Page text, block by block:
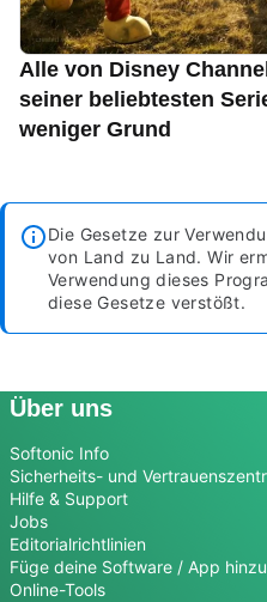
Alle von Disney
seiner beliebtesten
weniger Grund
Die Gesetze zur
von Land zu Land. Wir
Verwendung dieses
diese Gesetze verstößt.
Über uns
Softonic Info
Sicherheits- und
Hilfe & Support
Jobs
Editorialrichtlinien
Füge deine Software / App hinzu
Online-Tools